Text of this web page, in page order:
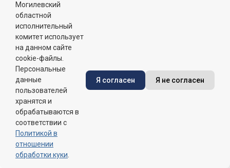
Для развития и оказания организационно-
информационной поддержки стартап-движению в
Республике Беларусь, вовлечения молодежи в
занятие инновационной и предпринимательской
деятельностью Министерством экономики совместно
с заинтересованными организациями реализуется
ежегодно План проведения стартап-мероприятий. В
План включены мероприятия учреждений
образования, направленные на развитие интереса
молодых граждан к предпринимательской
деятельности, повышению конкурентоспособности
молодых граждан на рынке труда.
Могилевский
областной
исполнительный
комитет использует
на данном сайте
cookie-файлы.
Персональные
данные
пользователей
хранятся и
обрабатываются в
соответствии с
Политикой в
отношении
обработки куки
Я согласен Я не согласен